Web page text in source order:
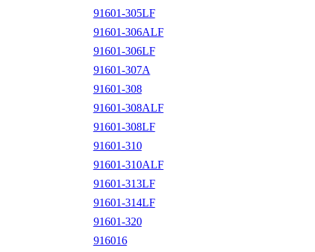
91601-305LF
91601-306ALF
91601-306LF
91601-307A
91601-308
91601-308ALF
91601-308LF
91601-310
91601-310ALF
91601-313LF
91601-314LF
91601-320
916016